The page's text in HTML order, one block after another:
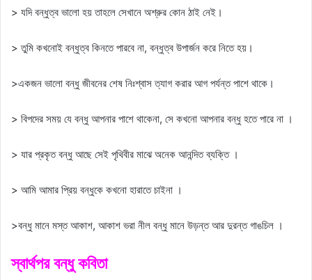
> যদি বন্ধুত্ব ভালো হয় তাহলে সেখানে অশ্রুর কোন ঠাই নেই।
> তুমি কখনোই বন্ধুত্ব কিনতে পারবে না, বন্ধুত্ব উপার্জন করে নিতে হয়।
>একজন ভালো বন্ধু জীবনের শেষ নিঃশ্বাস ত্যাগ করার আগ পর্যন্ত পাশে থাকে।
> বিপদের সময় যে বন্ধু আপনার পাশে থাকেনা, সে কখনো আপনার বন্ধু হতে পারে না ।
> যার প্রকৃত বন্ধু আছে সেই পৃথিবীর মাঝে অনেক আনন্দিত ব্যক্তি ।
> আমি আমার প্রিয় বন্ধুকে কখনো হারাতে চাইনা ।
>বন্ধু মানে মস্ত আকাশ, আকাশ ভরা নীল বন্ধু মানে উড়ন্ত আর দুরন্ত গাঙচিল ।
স্বার্থপর বন্ধু কবিতা